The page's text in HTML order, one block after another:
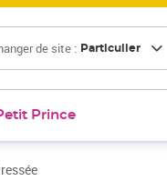
de site : Particulier
Prince